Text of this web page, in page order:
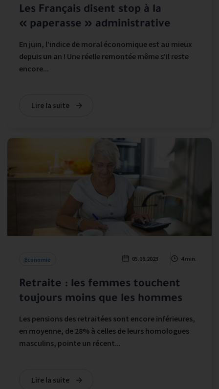
Les Français disent stop à la
« paperasse » administrative
En juin, l’indice de moral économique est au mieux
depuis un an ! Une réelle remontée même s’il reste
encore...
Lire la suite
Economie 05.06.2023 4 min.
Retraite : les femmes touchent
toujours moins que les hommes
Les pensions des retraitées sont encore inférieures,
en moyenne, de 28% à celles de leurs homologues
masculins, pointe un récent...
Lire la suite